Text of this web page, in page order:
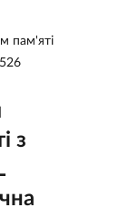
пам'яті
з